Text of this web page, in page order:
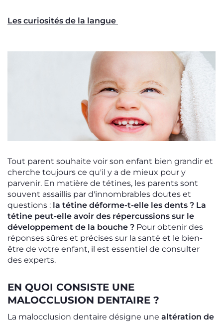
Les curiosités de la langue
Tout parent souhaite voir son enfant bien grandir et
cherche toujours ce qu'il y a de mieux pour y
parvenir. En matière de tétines, les parents sont
souvent assaillis par d'innombrables doutes et
questions : la tétine déforme-t-elle les dents ? La
tétine peut-elle avoir des répercussions sur le
développement de la bouche ? Pour obtenir des
réponses sûres et précises sur la santé et le bien-
être de votre enfant, il est essentiel de consulter
des experts.
EN QUOI CONSISTE UNE
MALOCCLUSION DENTAIRE ?
La malocclusion dentaire désigne une altération de